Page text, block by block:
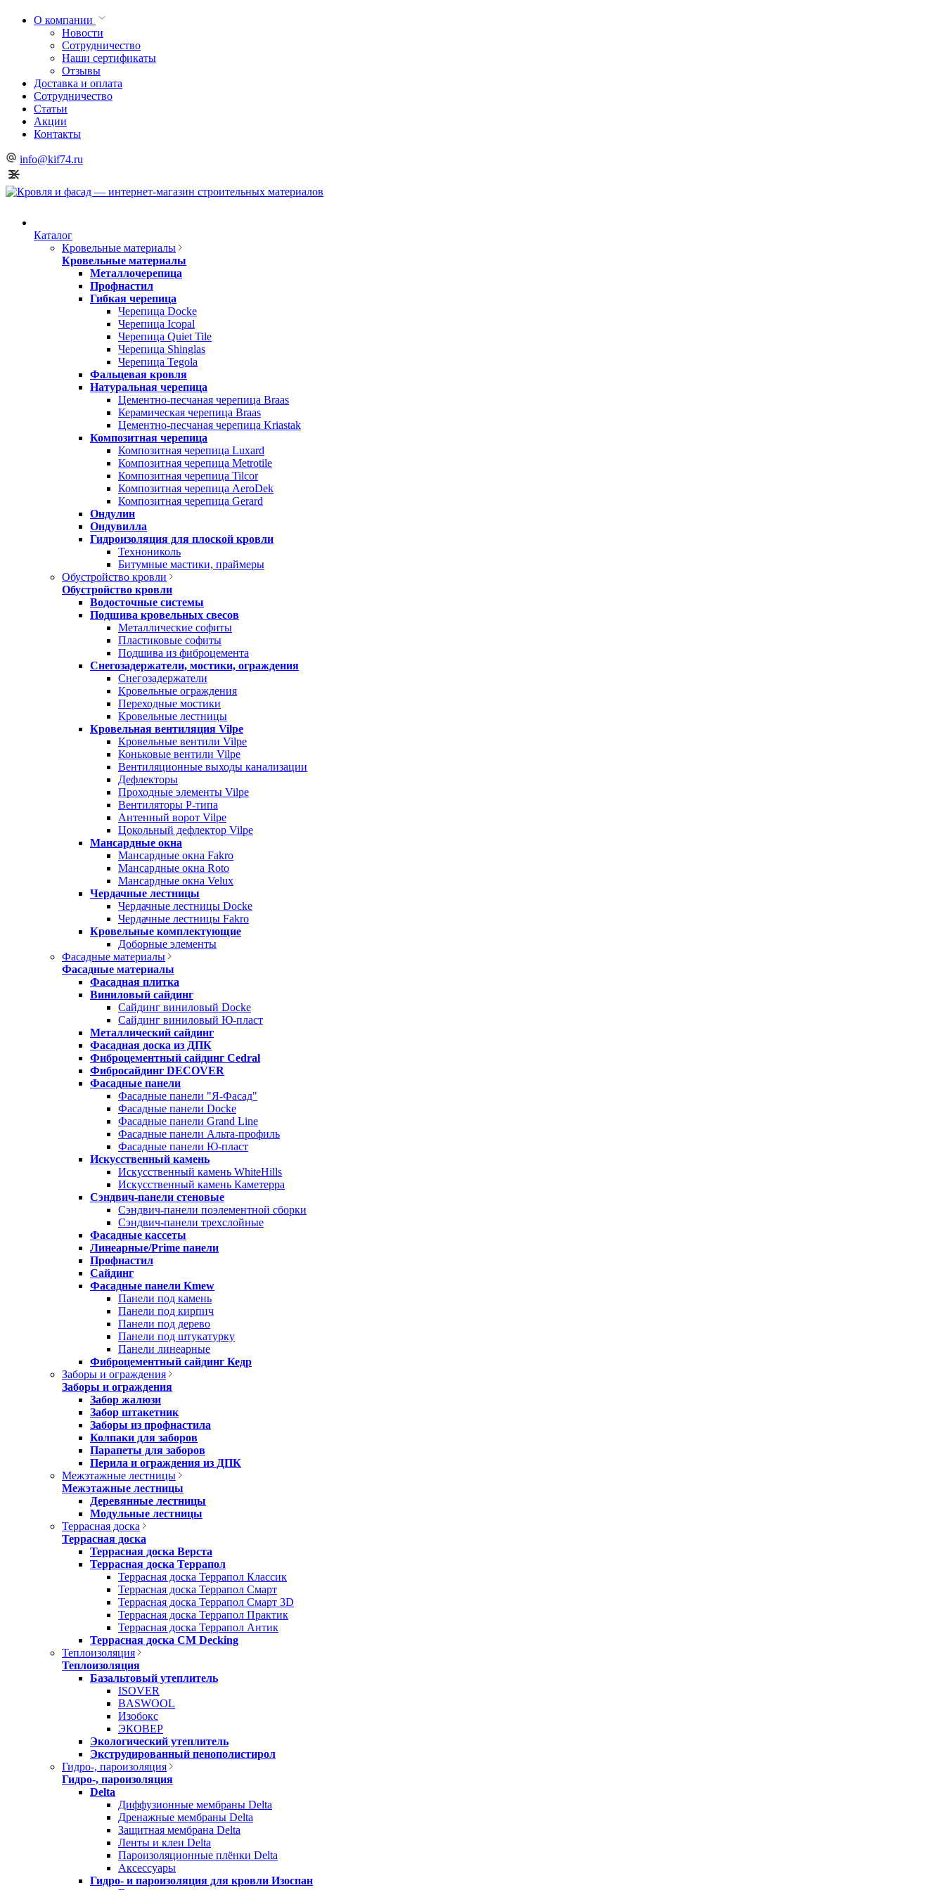
О компании
Новости
Сотрудничество
Наши сертификаты
Отзывы
Доставка и оплата
Сотрудничество
Статьи
Акции
Контакты
info@kif74.ru
Каталог
Кровельные материалы
Кровельные материалы
Металлочерепица
Профнастил
Гибкая черепица
Черепица Docke
Черепица Icopal
Черепица Quiet Tile
Черепица Shinglas
Черепица Tegola
Фальцевая кровля
Натуральная черепица
Цементно-песчаная черепица Braas
Керамическая черепица Braas
Цементно-песчаная черепица Kriastak
Композитная черепица
Композитная черепица Luxard
Композитная черепица Metrotile
Композитная черепица Tilcor
Композитная черепица AeroDek
Композитная черепица Gerard
Ондулин
Ондувилла
Гидроизоляция для плоской кровли
Технониколь
Битумные мастики, праймеры
Обустройство кровли
Обустройство кровли
Водосточные системы
Подшива кровельных свесов
Металлические софиты
Пластиковые софиты
Подшива из фиброцемента
Снегозадержатели, мостики, ограждения
Снегозадержатели
Кровельные ограждения
Переходные мостики
Кровельные лестницы
Кровельная вентиляция Vilpe
Кровельные вентили Vilpe
Коньковые вентили Vilpe
Вентиляционные выходы канализации
Дефлекторы
Проходные элементы Vilpe
Вентиляторы P-типа
Антенный ворот Vilpe
Цокольный дефлектор Vilpe
Мансардные окна
Мансардные окна Fakro
Мансардные окна Roto
Мансардные окна Velux
Чердачные лестницы
Чердачные лестницы Docke
Чердачные лестницы Fakro
Кровельные комплектующие
Доборные элементы
Фасадные материалы
Фасадные материалы
Фасадная плитка
Виниловый сайдинг
Сайдинг виниловый Docke
Сайдинг виниловый Ю-пласт
Металлический сайдинг
Фасадная доска из ДПК
Фиброцементный сайдинг Cedral
Фибросайдинг DECOVER
Фасадные панели
Фасадные панели "Я-Фасад"
Фасадные панели Docke
Фасадные панели Grand Line
Фасадные панели Альта-профиль
Фасадные панели Ю-пласт
Искусственный камень
Искусственный камень WhiteHills
Искусственный камень Каметерра
Сэндвич-панели стеновые
Сэндвич-панели поэлементной сборки
Сэндвич-панели трехслойные
Фасадные кассеты
Линеарные/Prime панели
Профнастил
Сайдинг
Фасадные панели Kmew
Панели под камень
Панели под кирпич
Панели под дерево
Панели под штукатурку
Панели линеарные
Фиброцементный сайдинг Кедр
Заборы и ограждения
Заборы и ограждения
Забор жалюзи
Забор штакетник
Заборы из профнастила
Колпаки для заборов
Парапеты для заборов
Перила и ограждения из ДПК
Межэтажные лестницы
Межэтажные лестницы
Деревянные лестницы
Модульные лестницы
Террасная доска
Террасная доска
Террасная доска Верста
Террасная доска Террапол
Террасная доска Террапол Классик
Террасная доска Террапол Смарт
Террасная доска Террапол Смарт 3D
Террасная доска Террапол Практик
Террасная доска Террапол Антик
Террасная доска CM Decking
Теплоизоляция
Теплоизоляция
Базальтовый утеплитель
ISOVER
BASWOOL
Изобокс
ЭКОВЕР
Экологический утеплитель
Экструдированный пенополистирол
Гидро-, пароизоляция
Гидро-, пароизоляция
Delta
Диффузионные мембраны Delta
Дренажные мембраны Delta
Защитная мембрана Delta
Ленты и клеи Delta
Пароизоляционные плёнки Delta
Аксессуары
Гидро- и пароизоляция для кровли Изоспан